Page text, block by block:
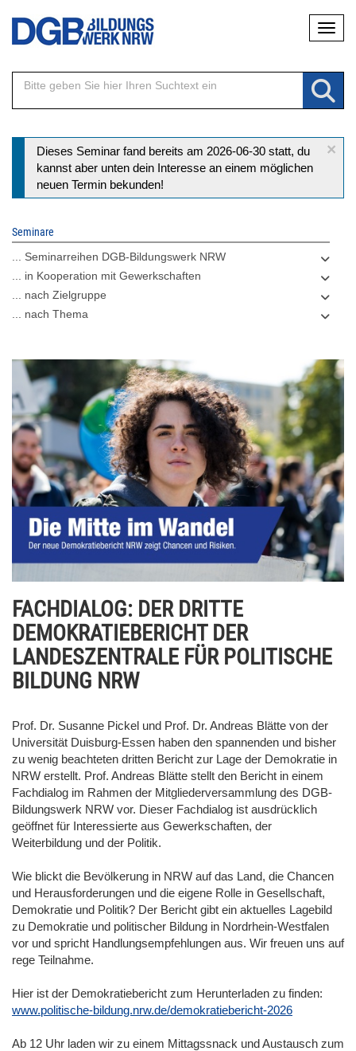
Direkt
Inhalt
×
Statusmeldung
Dieses Seminar fand bereits am 2026-06-30 statt, du
kannst aber unten dein Interesse an einem möglichen
neuen Termin bekunden!
Seminare
... Seminarreihen DGB-Bildungswerk NRW
... in Kooperation mit Gewerkschaften
... nach Zielgruppe
... nach Thema
FACHDIALOG: DER DRITTE
DEMOKRATIEBERICHT DER
LANDESZENTRALE FÜR POLITISCHE
BILDUNG NRW
Prof. Dr. Susanne Pickel und Prof. Dr. Andreas Blätte von der
Universität Duisburg-Essen haben den spannenden und bisher
zu wenig beachteten dritten Bericht zur Lage der Demokratie in
NRW erstellt. Prof. Andreas Blätte stellt den Bericht in einem
Fachdialog im Rahmen der Mitgliederversammlung des DGB-
Bildungswerk NRW vor. Dieser Fachdialog ist ausdrücklich
geöffnet für Interessierte aus Gewerkschaften, der
Weiterbildung und der Politik.
Wie blickt die Bevölkerung in NRW auf das Land, die Chancen
und Herausforderungen und die eigene Rolle in Gesellschaft,
Demokratie und Politik? Der Bericht gibt ein aktuelles Lagebild
zu Demokratie und politischer Bildung in Nordrhein-Westfalen
vor und spricht Handlungsempfehlungen aus. Wir freuen uns auf
rege Teilnahme.
Hier ist der Demokratiebericht zum Herunterladen zu finden:
www.politische-bildung.nrw.de/demokratiebericht-2026
Ab 12 Uhr laden wir zu einem Mittagssnack und Austausch zum